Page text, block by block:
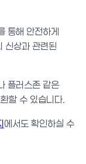
통해 안전하게
신상과 관련된
플러스존 같은
할 수 있습니다.
에서도 확인하실 수